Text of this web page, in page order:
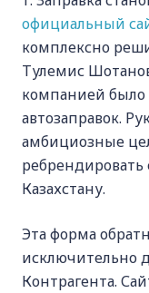
официальный
комплексно
Тулемис
компанией было
автозаправок.
амбициозные
ребрендировать
Казахстану.
Эта форма
исключительно
Контрагента.